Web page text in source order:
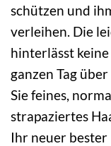
schützen und
verleihen. Die
hinterlässt
ganzen Tag
Sie feines,
strapaziertes
Ihr neuer bester